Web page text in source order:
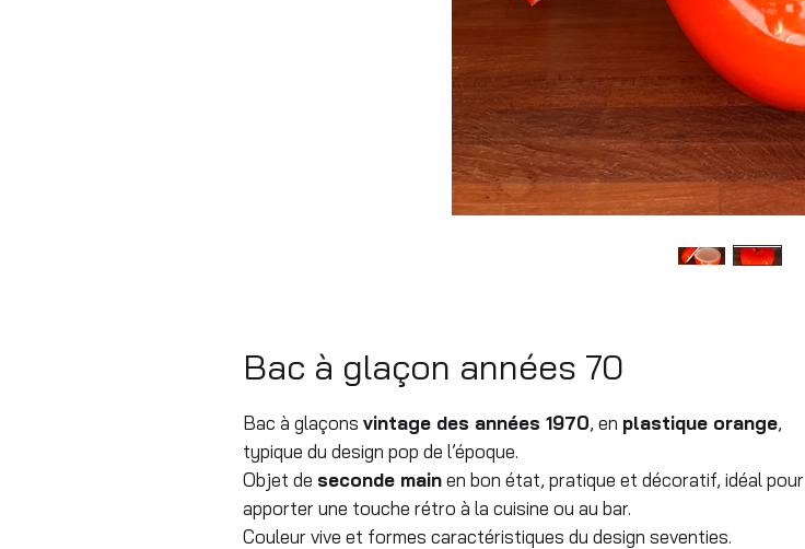
Bac à glaçon années 70
Bac à glaçons vintage des années 1970, en plastique orange,
typique du design pop de l’époque.
Objet de seconde mainen bon état, pratique et décoratif, idéal pour
apporter une touche rétro à la cuisine ou au bar.
Couleur vive et formes caractéristiques du design seventies.